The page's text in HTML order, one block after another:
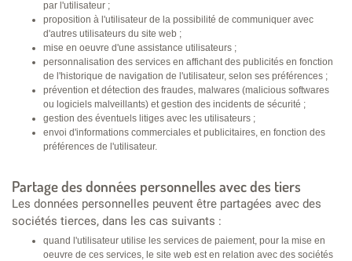
par l'utilisateur ;
proposition à l'utilisateur de la possibilité de communiquer avec
d'autres utilisateurs du site web ;
mise en oeuvre d'une assistance utilisateurs ;
personnalisation des services en affichant des publicités en fonction
de l'historique de navigation de l'utilisateur, selon ses préférences ;
prévention et détection des fraudes, malwares (malicious softwares
ou logiciels malveillants) et gestion des incidents de sécurité ;
gestion des éventuels litiges avec les utilisateurs ;
envoi d'informations commerciales et publicitaires, en fonction des
préférences de l'utilisateur.
Partage des données personnelles avec des tiers
Les données personnelles peuvent être partagées avec des
sociétés tierces, dans les cas suivants :
quand l'utilisateur utilise les services de paiement, pour la mise en
oeuvre de ces services, le site web est en relation avec des sociétés